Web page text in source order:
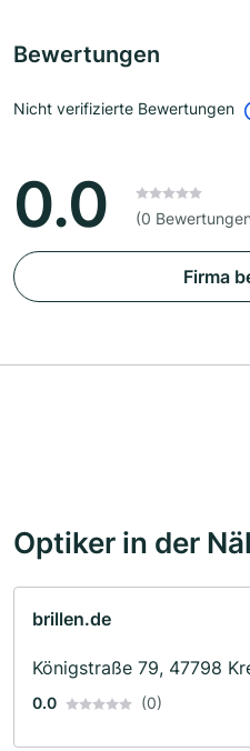
Bewertungen
Nicht verifizierte Bewertungen
0.0 (0
Firma
Optiker in der
brillen.de
Königstraße 79, 47798
0.0 (0)